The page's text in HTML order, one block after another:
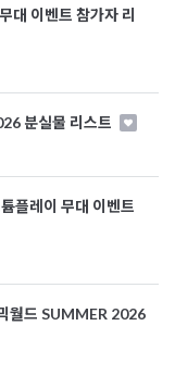
대 이벤트 참가자 리
분실물 리스트
플레이 무대 이벤트
월드 SUMMER 2026